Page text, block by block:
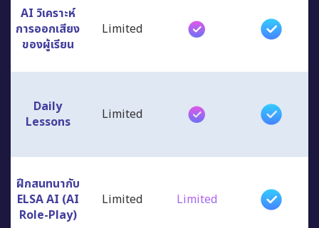
AI วิเคราะห์
การออกเสียง
ของผู้เรียน
Limited
Daily
Lessons
Limited
ฝึกสนทนากับ
ELSA AI (AI
Role-Play)
Limited Limited